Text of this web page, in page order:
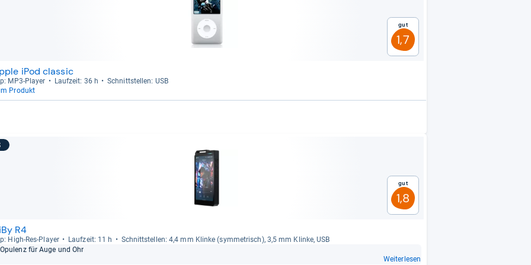
Gut
1,7
iPod classic
MP3-​Player Lauf­zeit: 36 h
Schnitt­stel­len: USB
Produkt
Gut
1,8
R4
High-​Res-​Player Lauf­zeit: 11 h
Schnitt­stel­len: 4,4 mm Klinke (sym­me­trisch), 3,5 mm Klinke, USB
Opu­lenz für Auge und Ohr
Weiterlesen